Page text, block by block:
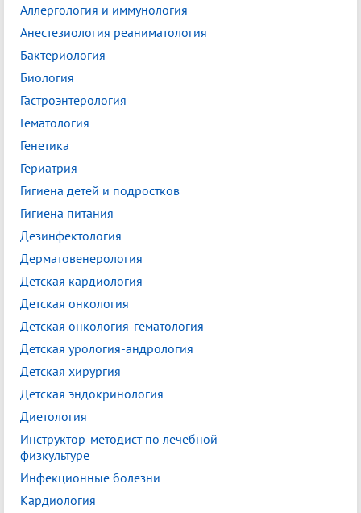
Аллергология и иммунология
Анестезиология реаниматология
Бактериология
Биология
Гастроэнтерология
Гематология
Генетика
Гериатрия
Гигиена детей и подростков
Гигиена питания
Дезинфектология
Дерматовенерология
Детская кардиология
Детская онкология
Детская онкология-гематология
Детская урология-андрология
Детская хирургия
Детская эндокринология
Диетология
Инструктор-методист по лечебной
физкультуре
Инфекционные болезни
Кардиология